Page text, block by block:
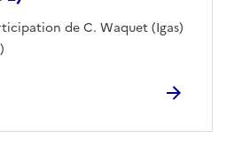
de C. Waquet (Igas)